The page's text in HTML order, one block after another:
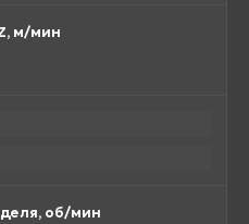
м/мин
об/мин